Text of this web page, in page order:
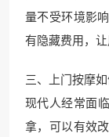
量不受环境影
有隐藏费用，让
三、上门按摩
现代人经常面
拿，可以有效